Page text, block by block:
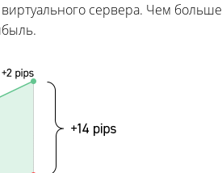
сервера. Чем больше